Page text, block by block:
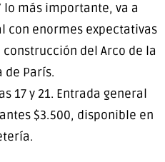
lo más importante, va a
con enormes expectativas
del Arco de la
de París.
17 y 21. Entrada general
$3.500, disponible en